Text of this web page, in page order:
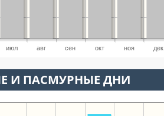
июл авг сен окт ноя дек
И ПАСМУРНЫЕ ДНИ